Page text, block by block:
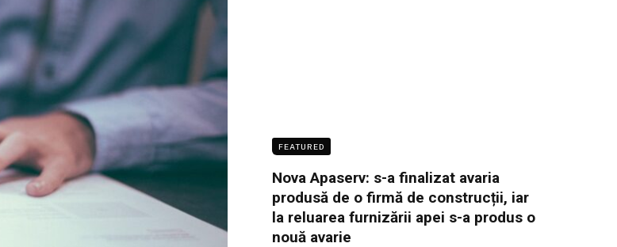
FEATURED
Nova Apaserv: s-a finalizat avaria
produsă de o firmă de construcții, iar
la reluarea furnizării apei s-a produs o
nouă avarie